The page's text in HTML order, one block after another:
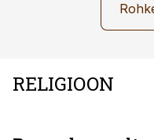
RELIGIOON